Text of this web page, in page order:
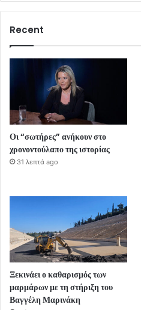
Recent
Οι “σωτήρες” ανήκουν στο
χρονοντούλαπο της ιστορίας
31 λεπτά ago
Ξεκινάει ο καθαρισμός των
μαρμάρων με τη στήριξη του
Βαγγέλη Μαρινάκη